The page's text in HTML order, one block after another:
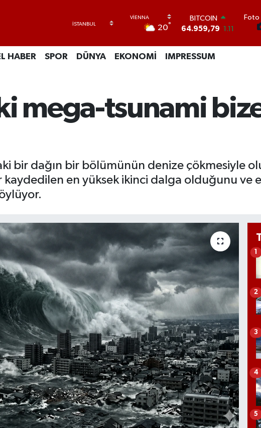
20°
DOLAR
47,7436 0.18
STERLİN
BİST100
-14
Foto
HABER SPOR DÜNYA EKONOMİ IMPRESSUM
mega-tsunami
bir dağın bir bölümünün denize çökmesiyle
kaydedilen en yüksek ikinci dalga olduğunu
1
2
3
4
5